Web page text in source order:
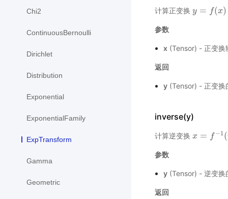
Chi2
ContinuousBernoulli
Dirichlet
Distribution
Exponential
ExponentialFamily
ExpTransform
Gamma
Geometric
计算正变换 y = f(x)
y=f(x )
参数
x (Tensor) - 正变
返回
y(Tensor) - 正变换
inverse(y)
计算逆变换 x = f −1 (
x=f− 1(y)
参数
y(Tensor) - 逆变换
返回